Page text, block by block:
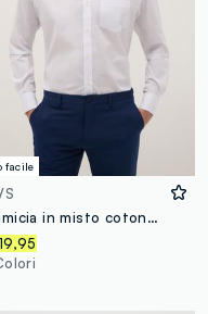
facile
Camicia in misto cotone bianca regular fit easy iron